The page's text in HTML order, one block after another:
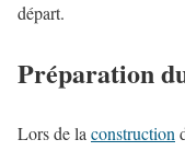
départ.
Préparation
Lors de laconstruction